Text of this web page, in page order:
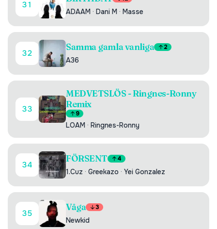
31
ADAAM · Dani M · Masse
32
Samma gamla vanliga 2
A36
33
MEDVETSLÖS - Ringnes-Ronny
Remix
9
LOAM · Ringnes-Ronny
34
FÖRSENT 4
1.Cuz · Greekazo · Yei Gonzalez
35
Våga 3
Newkid